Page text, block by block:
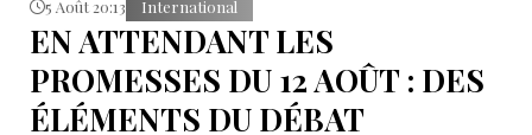
5 Août 20:13 International
EN ATTENDANT LES
PROMESSES DU 12 AOÛT : DES
ÉLÉMENTS DU DÉBAT